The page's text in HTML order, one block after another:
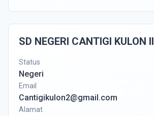
SD NEGERI CANTIGI KULON II
Status
Negeri
Email
Cantigikulon2@gmail.com
Alamat